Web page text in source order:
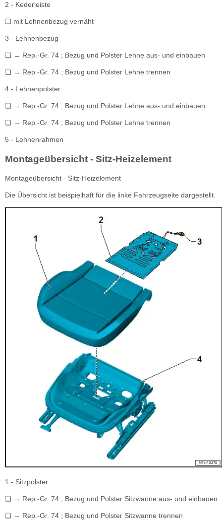
2 - Kederleiste
❏ mit Lehnenbezug vernäht
3 - Lehnenbezug
❏ → Rep.-Gr. 74 ; Bezug und Polster Lehne aus- und einbauen
❏ → Rep.-Gr. 74 ; Bezug und Polster Lehne trennen
4 - Lehnenpolster
❏ → Rep.-Gr. 74 ; Bezug und Polster Lehne aus- und einbauen
❏ → Rep.-Gr. 74 ; Bezug und Polster Lehne trennen
5 - Lehnenrahmen
Montageübersicht - Sitz-Heizelement
Montageübersicht - Sitz-Heizelement
Die Übersicht ist beispielhaft für die linke Fahrzeugseite dargestellt.
1 - Sitzpolster
❏ → Rep.-Gr. 74 ; Bezug und Polster Sitzwanne aus- und einbauen
❏ → Rep.-Gr. 74 ; Bezug und Polster Sitzwanne trennen